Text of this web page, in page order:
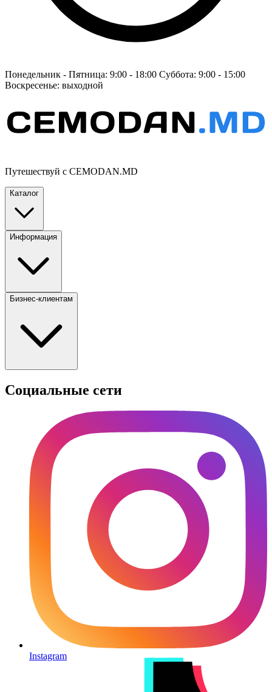
Понедельник - Пятница: 9:00 - 18:00 Суббота: 9:00 - 15:00
Воскресенье: выходной
Путешествуй с CEMODAN.MD
Каталог
Информация
Бизнес-клиентам
Социальные сети
Instagram